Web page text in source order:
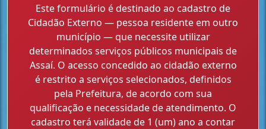
Este formulário é destinado ao cadastro de
Cidadão Externo — pessoa residente em outro
município — que necessite utilizar
determinados serviços públicos municipais de
Assaí. O acesso concedido ao cidadão externo
é restrito a serviços selecionados, definidos
pela Prefeitura, de acordo com sua
qualificação e necessidade de atendimento. O
cadastro terá validade de 1 (um) ano a contar